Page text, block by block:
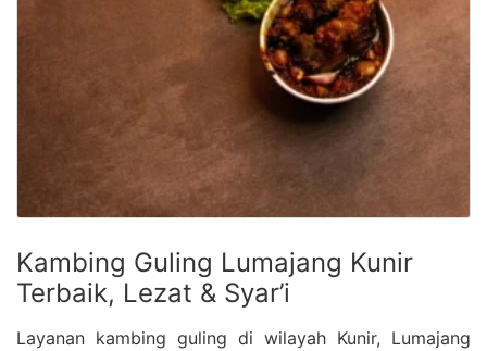
Kambing Guling Lumajang Kunir
Terbaik, Lezat & Syar’i
Layanan kambing guling di wilayah Kunir, Lumajang